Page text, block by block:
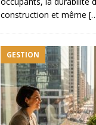
construction et même
GESTION